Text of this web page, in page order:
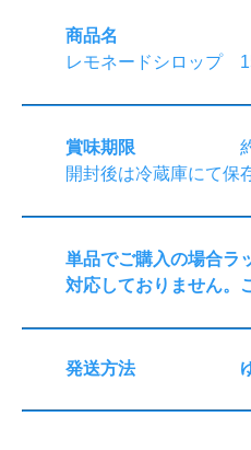
商品名
レモネードシロップ
賞味期限 約３
開封後は冷蔵庫にて保
単品でご購入の場合ラ
対応しておりません。
発送方法